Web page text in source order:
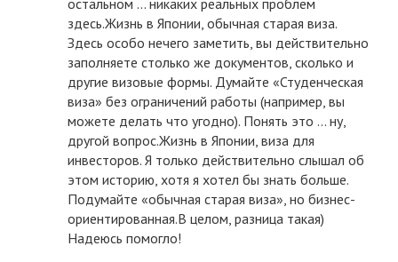
здесь.Жизнь в Японии, обычная старая виза.
Здесь особо нечего заметить, вы действительно
заполняете столько же документов, сколько и
другие визовые формы. Думайте «Студенческая
виза» без ограничений работы (например, вы
можете делать что угодно). Понять это ... ну,
другой вопрос.Жизнь в Японии, виза для
инвесторов. Я только действительно слышал об
этом историю, хотя я хотел бы знать больше.
Подумайте «обычная старая виза», но бизнес-
ориентированная.В целом, разница такая)
Надеюсь помогло!